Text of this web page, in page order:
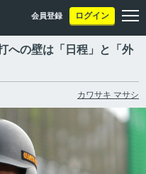
会員登録 ログイン
への壁は「日程」と「外
カワサキ マサシ